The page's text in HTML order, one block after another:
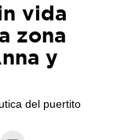
vida
zona
y
del puertito